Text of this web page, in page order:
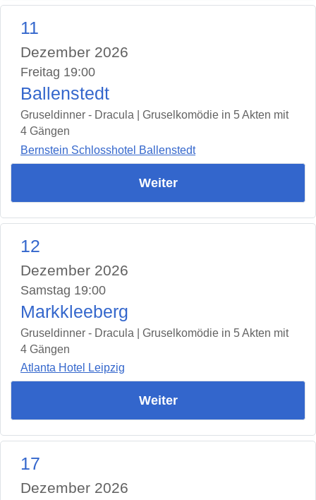
11
Dezember 2026
Freitag 19:00
Ballenstedt
Gruseldinner - Dracula | Gruselkomödie in 5 Akten mit
4 Gängen
Bernstein Schlosshotel Ballenstedt
Weiter
12
Dezember 2026
Samstag 19:00
Markkleeberg
Gruseldinner - Dracula | Gruselkomödie in 5 Akten mit
4 Gängen
Atlanta Hotel Leipzig
Weiter
17
Dezember 2026